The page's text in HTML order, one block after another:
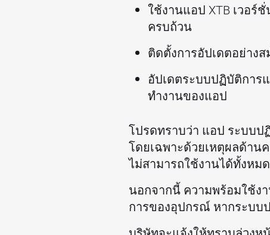
ใช้งานแอป XTB เวอร์
ครบถ้วน
ติดตั้งการอัปเดตอย่าง
อัปเดตระบบปฏิบัติการ
ทำงานของแอป
โปรดทราบว่า แอป ระบบป
โดยเฉพาะด้วยเหตุผลด้าน
ไม่สามารถใช้งานได้ทั้งหมด
นอกจากนี้ ความพร้อมใช้ง
การของอุปกรณ์ หากระบบ